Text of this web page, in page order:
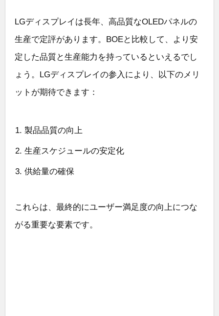
LGディスプレイは長年、高品質なOLEDパネルの
生産で定評があります。BOEと比較して、より安
定した品質と生産能力を持っているといえるでし
ょう。LGディスプレイの参入により、以下のメリ
ットが期待できます：
製品品質の向上
生産スケジュールの安定化
供給量の確保
これらは、最終的にユーザー満足度の向上につな
がる重要な要素です。